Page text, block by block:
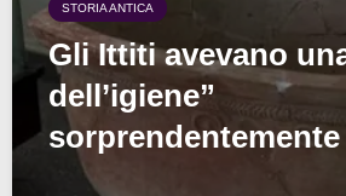
STORIA ANTICA
Gli Ittiti avevano
dell’igiene”
sorprendentemente